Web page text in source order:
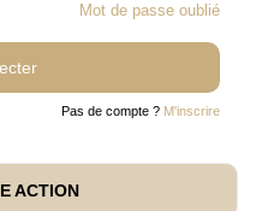
Mot de passe oublié
Pas de compte ? M'inscrire
ACTION